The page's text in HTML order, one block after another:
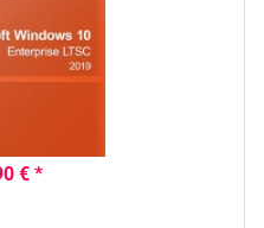
€ *